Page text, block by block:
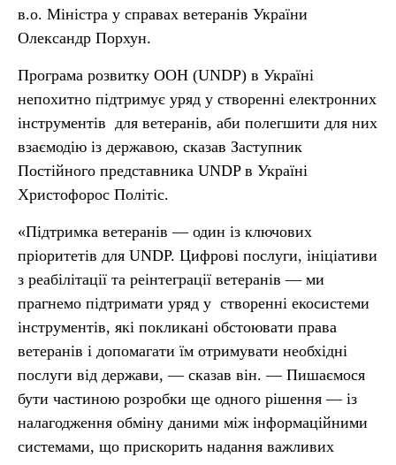
в.о. Міністра у справах ветеранів України
Олександр Порхун.
Програма розвитку ООН (UNDP) в Україні
непохитно підтримує уряд у створенні електронних
інструментів для ветеранів, аби полегшити для них
взаємодію із державою, сказав Заступник
Постійного представника UNDP в Україні
Христофорос Політіс.
«Підтримка ветеранів — один із ключових
пріоритетів для UNDP. Цифрові послуги, ініціативи
з реабілітації та реінтеграції ветеранів — ми
прагнемо підтримати уряд у створенні екосистеми
інструментів, які покликані обстоювати права
ветеранів і допомагати їм отримувати необхідні
послуги від держави, — сказав він. — Пишаємося
бути частиною розробки ще одного рішення — із
налагодження обміну даними між інформаційними
системами, що прискорить надання важливих